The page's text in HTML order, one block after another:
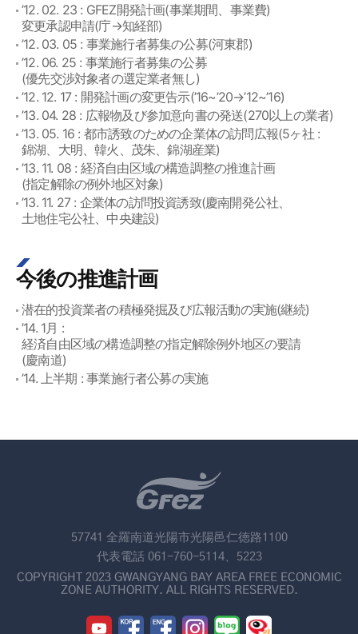
’12. 02. 23 : GFEZ開発計画(事業期間、事業費)
変更承認申請(庁→知経部)
’12. 03. 05 : 事業施行者募集の公募(河東郡)
’12. 06. 25 : 事業施行者募集の公募
(優先交渉対象者の選定業者無し)
’12. 12. 17 : 開発計画の変更告示(’16~’20→’12~’16)
’13. 04. 28 : 広報物及び参加意向書の発送(270以上の業者)
’13. 05. 16 : 都市誘致のための企業体の訪問広報(5ヶ社 :
錦湖、大明、韓火、茂朱、錦湖産業)
’13. 11. 08 : 経済自由区域の構造調整の推進計画
(指定解除の例外地区対象)
’13. 11. 27 : 企業体の訪問投資誘致(慶南開発公社、
土地住宅公社、中央建設)
今後の推進計画
潜在的投資業者の積極発掘及び広報活動の実施(継続)
’14. 1月 :
経済自由区域の構造調整の指定解除例外地区の要請
(慶南道)
’14. 上半期 : 事業施行者公募の実施
57741 全羅南道光陽市光陽邑仁徳路1100
代表電話 061-760-5114、5223
COPYRIGHT 2023 GWANGYANG BAY AREA FREE ECONOMIC
ZONE AUTHORITY. ALL RIGHTS RESERVED.